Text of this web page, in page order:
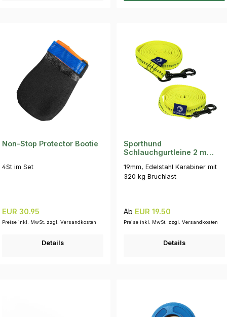
Non-Stop Protector Bootie
4St im Set
Regulärer Preis:
EUR 30.95
Preise inkl. MwSt. zzgl. Versandkosten
Details
Sporthund
Schlauchgurtleine 2 m
19mm, Edelstahl Karabiner mit
320 kg Bruchlast
Regulärer Preis:
Ab EUR 19.50
Preise inkl. MwSt. zzgl. Versandkosten
Details